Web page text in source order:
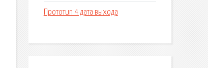
Прототип 4 дата выхода